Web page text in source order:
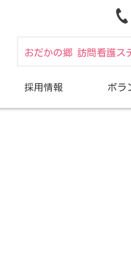
おだかの郷 訪問看護ス
採用情報 ボラ